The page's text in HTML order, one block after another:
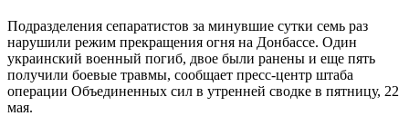
Подразделения сепаратистов за минувшие сутки семь раз
нарушили режим прекращения огня на Донбассе. Один
украинский военный погиб, двое были ранены и еще пять
получили боевые травмы, сообщает пресс-центр штаба
операции Объединенных сил в утренней сводке в пятницу, 22
мая.